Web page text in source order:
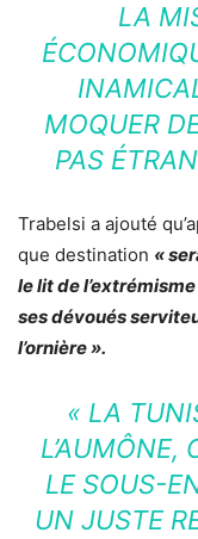
LA
MOQUER
PAS
Trabelsi a ajouté
que destination «
le lit de
ses dévoués
l’ornière ».
« LA
L’AUMÔNE,
LE SOUS-
UN JUSTE